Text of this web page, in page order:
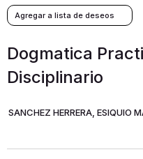
Dogmatica
Disciplinario
SANCHEZ HERRERA, ESIQUIO